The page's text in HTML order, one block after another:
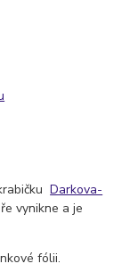
Darkova-
vynikne a je
fólii.